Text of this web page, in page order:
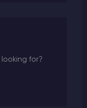
for?